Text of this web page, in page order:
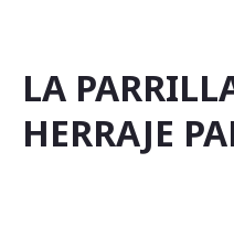
LA
HERRAJE